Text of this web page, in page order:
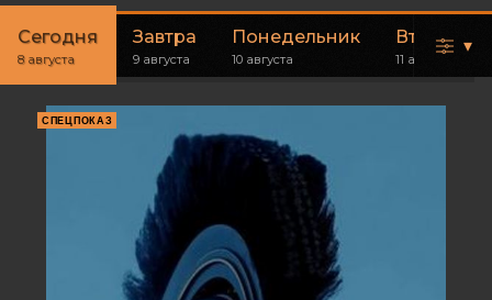
Сегодня
8 августа
Завтра
9 августа
Понедельник
10 августа
Вторник
11 августа
▾
СПЕЦПОКАЗ